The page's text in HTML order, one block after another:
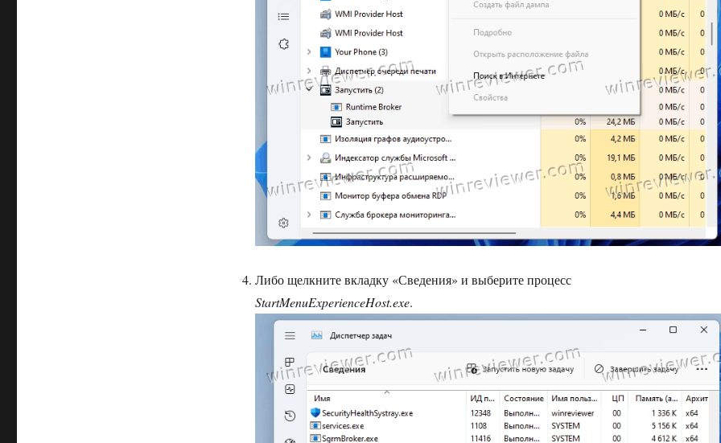
Либо щелкните вкладку «Сведения» и выберите процесс
StartMenuExperienceHost.exe.